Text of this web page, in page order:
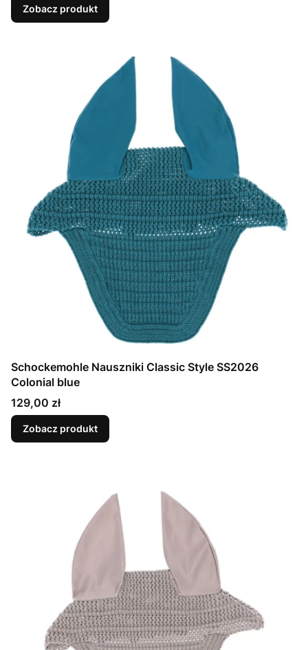
Zobacz produkt
Schockemohle Nauszniki Classic Style SS2026
Colonial blue
Cena
129,00 zł
Zobacz produkt